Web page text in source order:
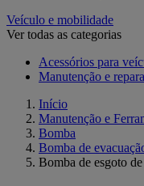
Veículo e mobilidade
Ver todas as categorias
Acessórios para
Manutenção e
Início
Manutenção e
Bomba
Bomba de
Bomba de esgoto